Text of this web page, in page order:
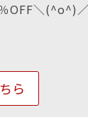
OFF＼(^o^)／
ら